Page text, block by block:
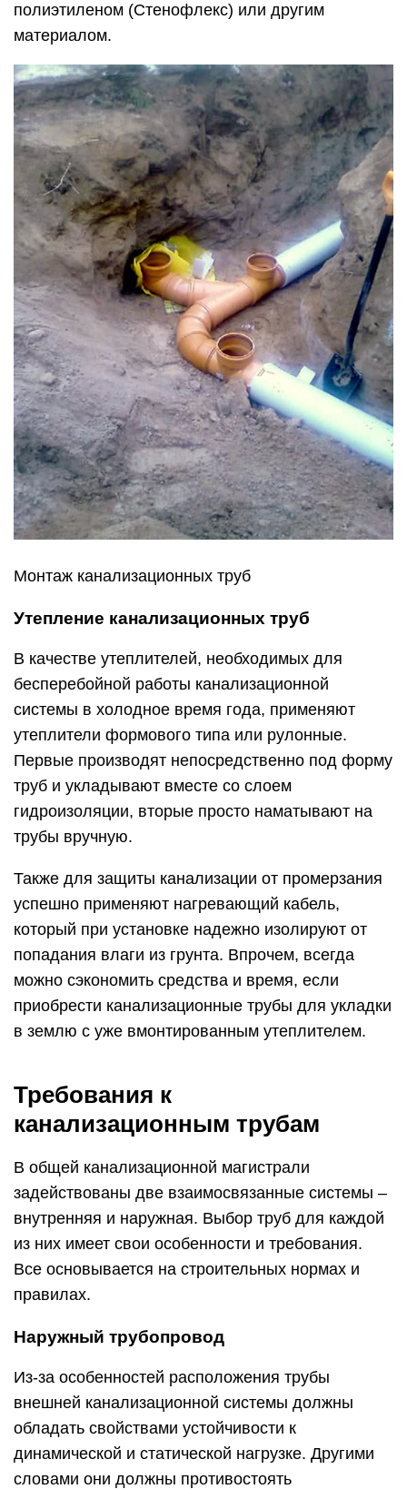
полиэтиленом (Стенофлекс) или другим
материалом.
Монтаж канализационных труб
Утепление канализационных труб
В качестве утеплителей, необходимых для
бесперебойной работы канализационной
системы в холодное время года, применяют
утеплители формового типа или рулонные.
Первые производят непосредственно под форму
труб и укладывают вместе со слоем
гидроизоляции, вторые просто наматывают на
трубы вручную.
Также для защиты канализации от промерзания
успешно применяют нагревающий кабель,
который при установке надежно изолируют от
попадания влаги из грунта. Впрочем, всегда
можно сэкономить средства и время, если
приобрести канализационные трубы для укладки
в землю с уже вмонтированным утеплителем.
Требования к
канализационным трубам
В общей канализационной магистрали
задействованы две взаимосвязанные системы –
внутренняя и наружная. Выбор труб для каждой
из них имеет свои особенности и требования.
Все основывается на строительных нормах и
правилах.
Наружный трубопровод
Из-за особенностей расположения трубы
внешней канализационной системы должны
обладать свойствами устойчивости к
динамической и статической нагрузке. Другими
словами они должны противостоять